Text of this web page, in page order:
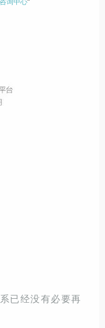
已经没有必要再